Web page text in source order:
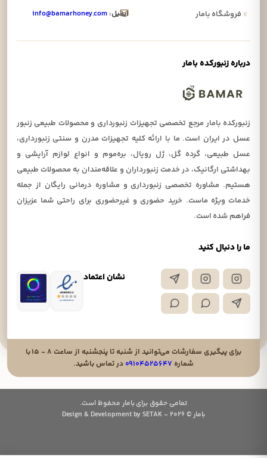
ما را دنبال کنید
نشان اعتماد
»فروشگاه بامار
ایمیل: info@bamarhoney.com
درباره زنبورکده بامار
زنبورکده بامار مرجع تخصصی تجهیزات زنبورداری و محصولات طبیعی زنبور
عسل در ایران است. ما با ارائه کلیه تجهیزات مدرن و سنتی زنبورداری،
عسل طبیعی، گرده گل، ژل رویال، بره‌موم و انواع لوازم آرایشی و
بهداشتی ارگانیک، در خدمت زنبورداران و علاقه‌مندان به محصولات طبیعی
هستیم. مشاوره تخصصی زنبورداری و مشاوره درمانی رایگان از جمله
خدمات ویژه ماست. خرید حضوری و غیرحضوری برای راحتی شما عزیزان
فراهم شده است.
برای پیگیری سفارشات می‌توانید از شنبه تا پنجشنبه از ساعت ۸ - ۱۵ با
شماره ۰۹۱۰۴۵۲۵۶۴۷در تماس باشید.
تمامی حقوق برای بامار محفوظ است.
بامار © 2026 - Design & Development by SETAK